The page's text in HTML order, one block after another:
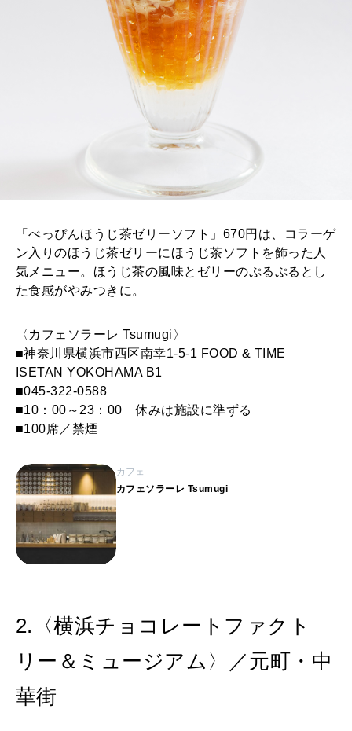
「べっぴんほうじ茶ゼリーソフト」670円は、コラーゲ
ン入りのほうじ茶ゼリーにほうじ茶ソフトを飾った人
気メニュー。ほうじ茶の風味とゼリーのぷるぷるとし
た食感がやみつきに。
〈カフェソラーレ Tsumugi〉
■神奈川県横浜市西区南幸1-5-1 FOOD & TIME
ISETAN YOKOHAMA B1
■045-322-0588
■10：00～23：00 休みは施設に準ずる
■100席／禁煙
カフェ
カフェソラーレ Tsumugi
2.〈横浜チョコレートファクト
リー＆ミュージアム〉／元町・中
華街